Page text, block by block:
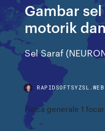
Gambar
motorik
Sel Saraf
Fisica generale 1